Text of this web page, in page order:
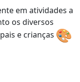
em atividades a
os diversos
e crianças